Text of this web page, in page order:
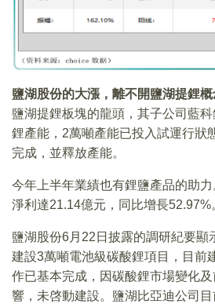
鹽湖股份的大漲，離不開鹽湖提鋰概
鹽湖提鋰板塊的龍頭，其子公司藍
鋰產能，2萬噸產能已投入試運行狀
完成，並釋放產能。
今年上半年業績也有鋰鹽產品的助
淨利達21.14億元，同比增長52.97%
鹽湖股份6月22日披露的調研紀要顯
建設3萬噸電池級碳酸鋰項目，目前
作已基本完成，因碳酸鋰市場變化
響，未啓動建設。鹽湖比亞迪公司